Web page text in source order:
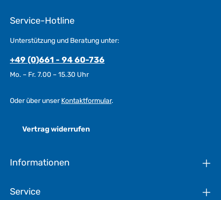
Service-Hotline
Unterstützung und Beratung unter:
+49 (0)661 - 94 60-736
Mo. – Fr. 7.00 – 15.30 Uhr
Oder über unserKontaktformular.
Vertrag widerrufen
Informationen
Service